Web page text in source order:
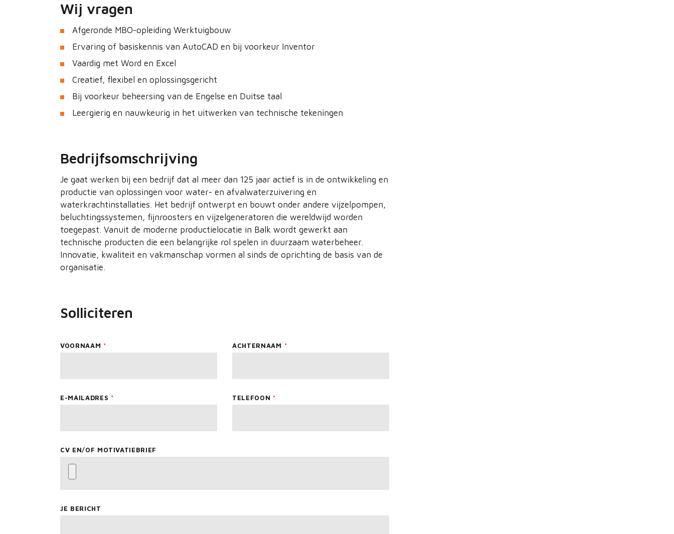
Wij vragen
Afgeronde MBO-opleiding Werktuigbouw
Ervaring of basiskennis van AutoCAD en bij voorkeur Inventor
Vaardig met Word en Excel
Creatief, flexibel en oplossingsgericht
Bij voorkeur beheersing van de Engelse en Duitse taal
Leergierig en nauwkeurig in het uitwerken van technische tekeningen
Bedrijfsomschrijving
Je gaat werken bij een bedrijf dat al meer dan 125 jaar actief is in de ontwikkeling en
productie van oplossingen voor water- en afvalwaterzuivering en
waterkrachtinstallaties. Het bedrijf ontwerpt en bouwt onder andere vijzelpompen,
beluchtingssystemen, fijnroosters en vijzelgeneratoren die wereldwijd worden
toegepast. Vanuit de moderne productielocatie in Balk wordt gewerkt aan
technische producten die een belangrijke rol spelen in duurzaam waterbeheer.
Innovatie, kwaliteit en vakmanschap vormen al sinds de oprichting de basis van de
organisatie.
Solliciteren
this
VOORNAAM ACHTERNAAM
E-MAILADRES TELEFOON
CV EN/OF MOTIVATIEBRIEF
JE BERICHT